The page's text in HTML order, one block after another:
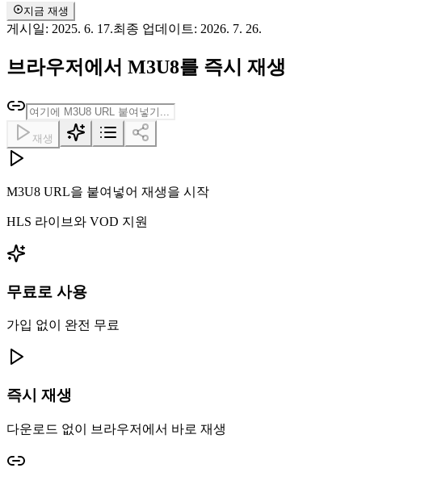
지금 재생
게시일: 2025. 6. 17.최종 업데이트: 2026. 7. 26.
브라우저에서 M3U8를 즉시 재생
재생
M3U8 URL을 붙여넣어 재생을 시작
HLS 라이브와 VOD 지원
무료로 사용
가입 없이 완전 무료
즉시 재생
다운로드 없이 브라우저에서 바로 재생